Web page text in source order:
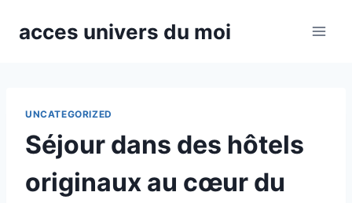
acces univers du moi
UNCATEGORIZED
Séjour dans des hôtels
originaux au cœur du